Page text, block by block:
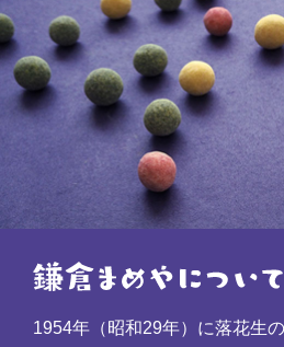
1954年（昭和29年）に落花生